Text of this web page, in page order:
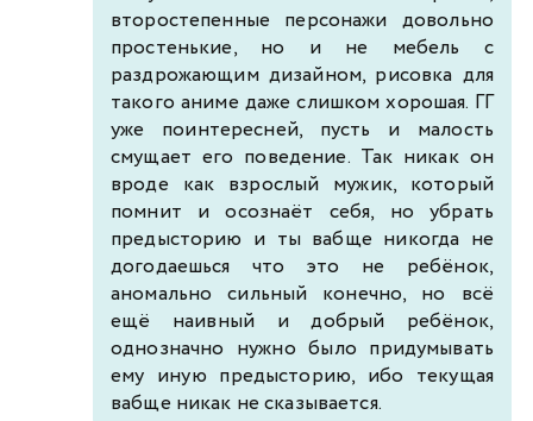
второстепенные персонажи довольно
простенькие, но и не мебель с
раздрожающим дизайном, рисовка для
такого аниме даже слишком хорошая. ГГ
уже поинтересней, пусть и малость
смущает его поведение. Так никак он
вроде как взрослый мужик, который
помнит и осознаёт себя, но убрать
предысторию и ты вабще никогда не
догодаешься что это не ребёнок,
аномально сильный конечно, но всё
ещё наивный и добрый ребёнок,
однозначно нужно было придумывать
ему иную предысторию, ибо текущая
вабще никак не сказывается.